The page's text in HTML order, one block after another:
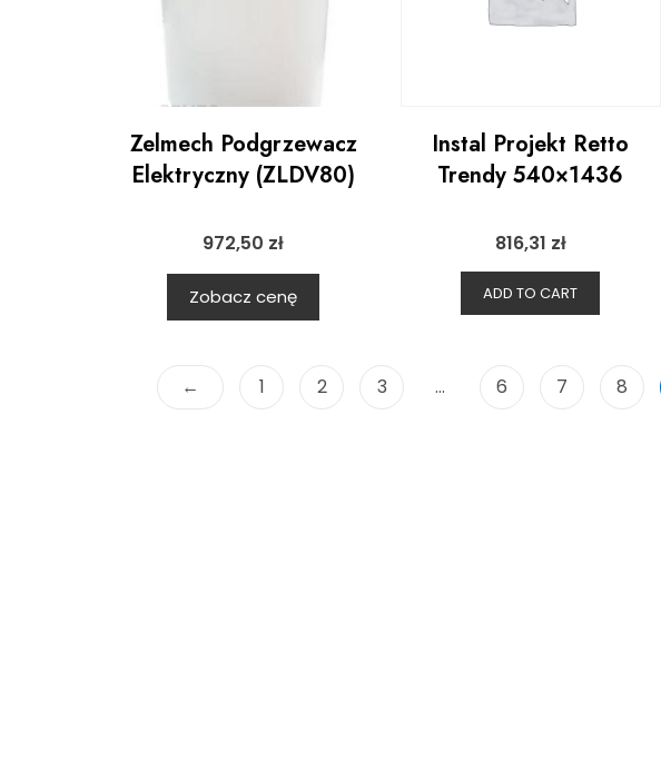
Zelmech Podgrzewacz
Elektryczny (ZLDV80)
972,50 zł
Zobacz cenę
Instal Projekt Retto
Trendy 540×1436
816,31 zł
ADD TO CART
← 1 2 3 … 6 7 8